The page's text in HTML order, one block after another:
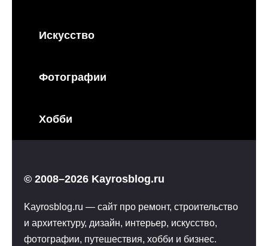
Искусство
Фотографии
Хобби
© 2008–2026 Kayrosblog.ru
Kayrosblog.ru — сайт про ремонт, строительство
и архитектуру, дизайн, интерьер, искусство,
фотографии, путешествия, хобби и бизнес.